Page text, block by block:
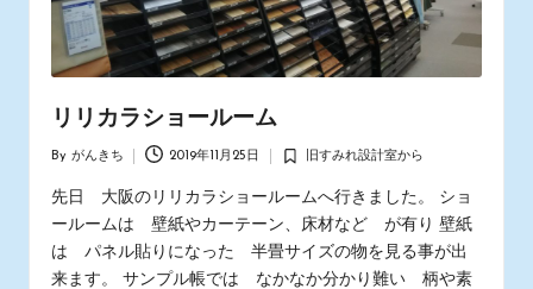
リリカラショールーム
by
By がんきち 2019年11月25日
Posted
旧すみれ設計室から
先日 大阪のリリカラショールームへ行きました。 ショ
ールームは 壁紙やカーテーン、床材など が有り 壁紙
は パネル貼りになった 半畳サイズの物を見る事が出
来ます。 サンプル帳では なかなか分かり難い 柄や素